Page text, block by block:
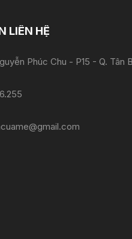
LIÊN HỆ
Phúc Chu - P15 - Q. Tân